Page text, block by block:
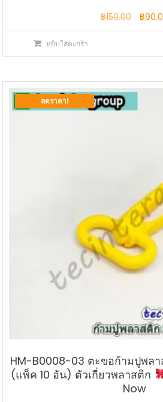
฿150.00
price
฿
หยิบใส่ตะกร้า
ลดราคา!
HM-B0008-03 ตะขอก้ามปูพล
(แพ็ค 10 อัน) ตัวเกี่ยวพลาสติก
Now